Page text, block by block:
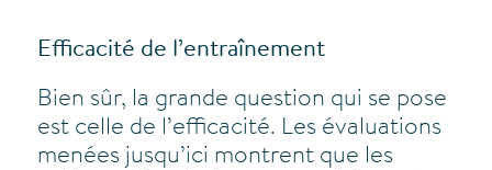
Efficacité de l’entraînement
Bien sûr, la grande question qui se pose
est celle de l’efficacité. Les évaluations
menées jusqu’ici montrent que les